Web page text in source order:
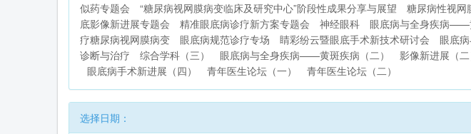
似药专题会
“糖尿病视网膜病变临床及研究中心”阶段性成果分享与展望 糖尿病性视网
底影像新进展专题会
精准眼底病诊疗新方案专题会 神经眼科 眼底病与全身疾病——
疗糖尿病视网膜病变
眼底病规范诊疗专场 睛彩纷云暨眼底手术新技术研讨会 眼底
诊断与治疗
综合学科（三） 眼底病与全身疾病——黄斑疾病（二） 影像新进展（二
眼底病手术新进展（四）
青年医生论坛（一） 青年医生论坛（二）
选择日期：